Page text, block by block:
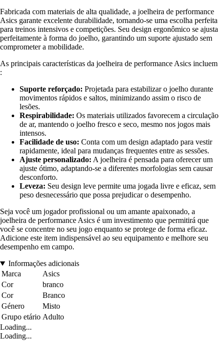
Fabricada com materiais de alta qualidade, a joelheira de performance
Asics garante excelente durabilidade, tornando-se uma escolha perfeita
para treinos intensivos e competições. Seu design ergonômico se ajusta
perfeitamente à forma do joelho, garantindo um suporte ajustado sem
comprometer a mobilidade.
As principais características da joelheira de performance Asics incluem
:
Suporte reforçado: Projetada para estabilizar o joelho durante
movimentos rápidos e saltos, minimizando assim o risco de
lesões.
Respirabilidade: Os materiais utilizados favorecem a circulação
de ar, mantendo o joelho fresco e seco, mesmo nos jogos mais
intensos.
Facilidade de uso: Conta com um design adaptado para vestir
rapidamente, ideal para mudanças frequentes entre as sessões.
Ajuste personalizado: A joelheira é pensada para oferecer um
ajuste ótimo, adaptando-se a diferentes morfologias sem causar
desconforto.
Leveza: Seu design leve permite uma jogada livre e eficaz, sem
peso desnecessário que possa prejudicar o desempenho.
Seja você um jogador profissional ou um amante apaixonado, a
joelheira de performance Asics é um investimento que permitirá que
você se concentre no seu jogo enquanto se protege de forma eficaz.
Adicione este item indispensável ao seu equipamento e melhore seu
desempenho em campo.
Informações adicionais
Marca
Asics
Cor
branco
Cor
Branco
Género
Misto
Grupo etário Adulto
Loading...
Loading...